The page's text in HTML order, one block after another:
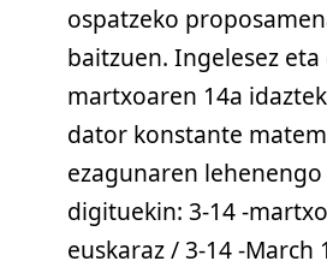
ospatzeko
baitzuen. Ingelesez eta
martxoaren 14a
dator konstante
ezagunaren
digituekin: 3-14 -
euskaraz / 3-14 -March